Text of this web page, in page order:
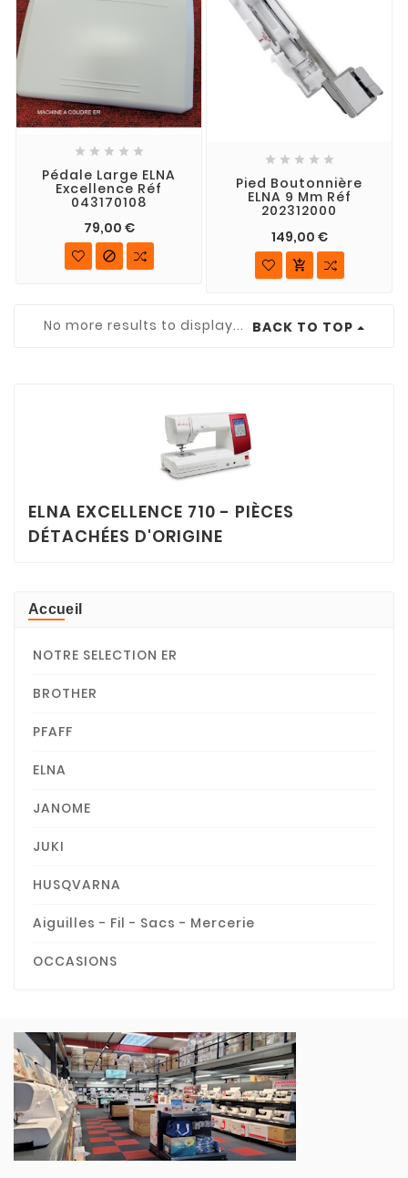
    
Pédale Large ELNA
Excellence Réf
043170108
79,00 €

    
Pied Boutonnière
ELNA 9 Mm Réf
202312000
149,00 €

No more results to display... BACK TO TOP
ELNA EXCELLENCE 710 - PIÈCES
DÉTACHÉES D'ORIGINE
Accueil
NOTRE SELECTION ER
BROTHER
PFAFF
ELNA
JANOME
JUKI
HUSQVARNA
Aiguilles - Fil - Sacs - Mercerie
OCCASIONS